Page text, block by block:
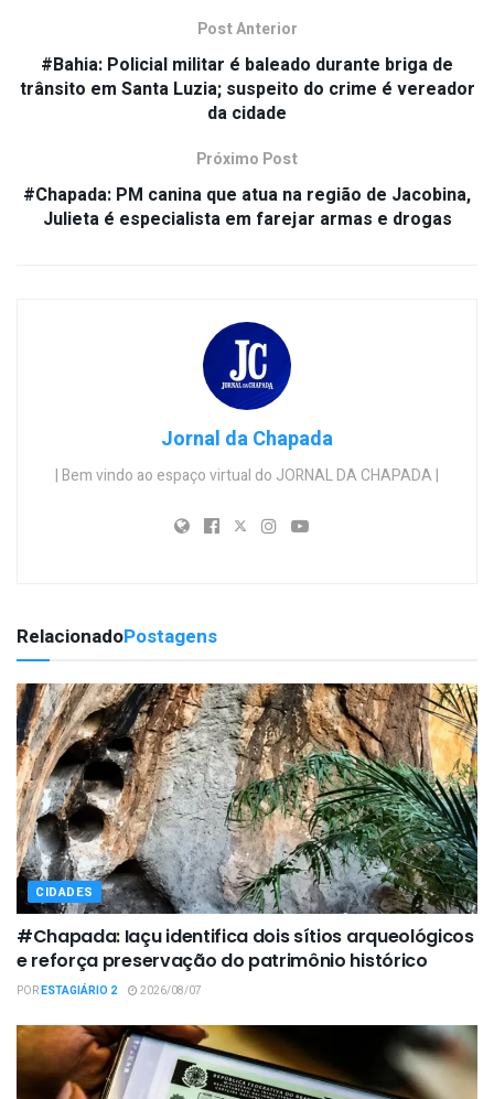
Post Anterior
#Bahia: Policial militar é baleado durante briga de
trânsito em Santa Luzia; suspeito do crime é vereador
da cidade
Próximo Post
#Chapada: PM canina que atua na região de Jacobina,
Julieta é especialista em farejar armas e drogas
Jornal da Chapada
| Bem vindo ao espaço virtual do JORNAL DA CHAPADA |
RelacionadoPostagens
CIDADES
#Chapada: Iaçu identifica dois sítios arqueológicos
e reforça preservação do patrimônio histórico
PORESTAGIÁRIO 2 2026/08/07